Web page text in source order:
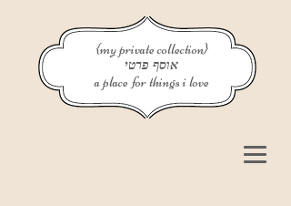
{my private collection}
אוסף פרטי
a place for things i love